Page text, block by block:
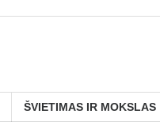
ŠVIETIMAS IR MOKSLAS